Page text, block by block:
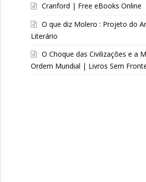
Cranford | Free eBooks Online
O que diz Molero : Projeto do
Literário
O Choque das Civilizações e a
Ordem Mundial | Livros Sem